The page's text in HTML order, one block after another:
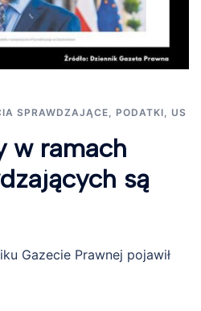
SPRAWDZAJĄCE PODATKI US
w ramach
są
Gazecie Prawnej pojawił